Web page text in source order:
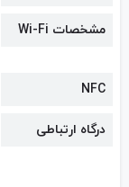
مشخصات Wi-Fi
NFC
درگاه ارتباطی